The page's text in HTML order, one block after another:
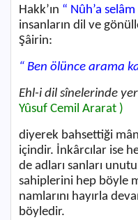
Hakk’ın “ Nûh’a
insanların dil ve
Şâirin:
“ Ben ölünce arama
Ehl-i dil sînelerinde
Yûsuf Cemil Ararat )
diyerek bahsettiği
içindir. İnkârcılar ise
de adları sanları
sahiplerini hep böyle
namlarını hayırla
böyledir.